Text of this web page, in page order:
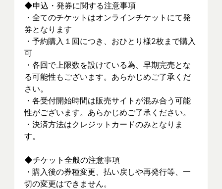
◆申込・発券に関する注意事項
・全てのチケットはオンラインチケットにて発
券となります
・予約購入１回につき、おひとり様2枚まで購入
可
・各回で上限数を設けている為、早期完売とな
る可能性もございます。あらかじめご了承くだ
さい。
・各受付開始時間は販売サイトが混み合う可能
性がございます。あらかじめご了承ください。
・決済方法はクレジットカードのみとなりま
す。
◆チケット全般の注意事項
・購入後の券種変更、払い戻しや再発行等、一
切の変更はできません。